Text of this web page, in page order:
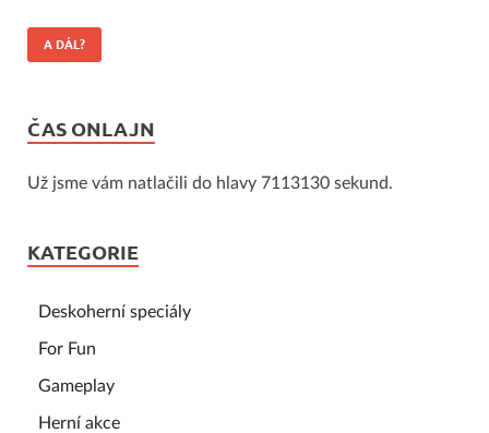
A DÁL?
ČAS ONLAJN
Už jsme vám natlačili do hlavy 7113130 sekund.
KATEGORIE
Deskoherní speciály
For Fun
Gameplay
Herní akce